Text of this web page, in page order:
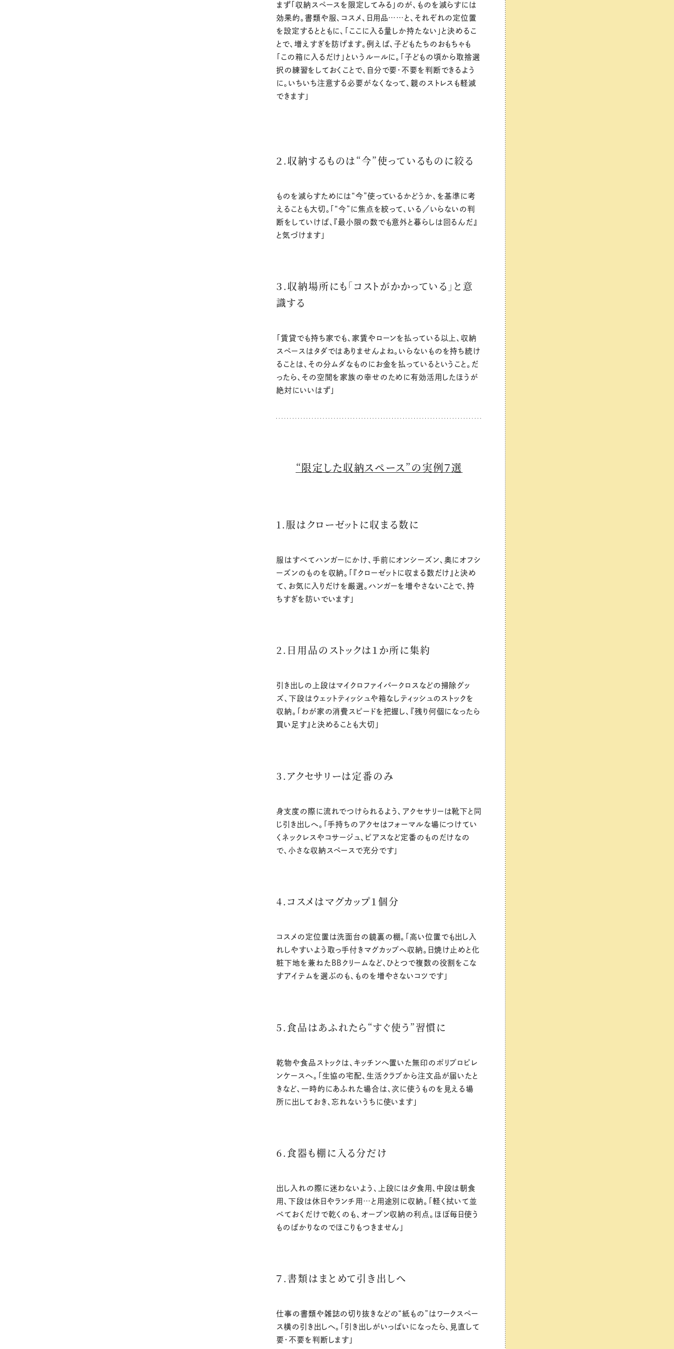
まず「収納スペースを限定してみる」のが、ものを減らすには
効果的。書類や服、コスメ、日用品……と、それぞれの定位置
を設定するとともに、「ここに入る量しか持たない」と決めるこ
とで、増えすぎを防げます。例えば、子どもたちのおもちゃも
「この箱に入るだけ」というルールに。「子どもの頃から取捨選
択の練習をしておくことで、自分で要・不要を判断できるよう
に。いちいち注意する必要がなくなって、親のストレスも軽減
できます」
２.収納するものは“今”使っているものに絞る
ものを減らすためには“今”使っているかどうか、を基準に考
えることも大切。「“今”に焦点を絞って、いる／いらないの判
断をしていけば、『最小限の数でも意外と暮らしは回るんだ』
と気づけます」
３.収納場所にも「コストがかかっている」と意
識する
「賃貸でも持ち家でも、家賃やローンを払っている以上、収納
スペースはタダではありませんよね。いらないものを持ち続け
ることは、その分ムダなものにお金を払っているということ。だ
ったら、その空間を家族の幸せのために有効活用したほうが
絶対にいいはず」
“限定した収納スペース”の実例７選
1.服はクローゼットに収まる数に
服はすべてハンガーにかけ、手前にオンシーズン、奥にオフシ
ーズンのものを収納。「『クローゼットに収まる数だけ』と決め
て、お気に入りだけを厳選。ハンガーを増やさないことで、持
ちすぎを防いでいます」
2.日用品のストックは１か所に集約
引き出しの上段はマイクロファイバークロスなどの掃除グッ
ズ、下段はウェットティッシュや箱なしティッシュのストックを
収納。「わが家の消費スピードを把握し、『残り何個になったら
買い足す』と決めることも大切」
3.アクセサリーは定番のみ
身支度の際に流れでつけられるよう、アクセサリーは靴下と同
じ引き出しへ。「手持ちのアクセはフォーマルな場につけてい
くネックレスやコサージュ、ピアスなど定番のものだけなの
で、小さな収納スペースで充分です」
4.コスメはマグカップ１個分
コスメの定位置は洗面台の鏡裏の棚。「高い位置でも出し入
れしやすいよう取っ手付きマグカップへ収納。日焼け止めと化
粧下地を兼ねたBBクリームなど、ひとつで複数の役割をこな
すアイテムを選ぶのも、ものを増やさないコツです」
5.食品はあふれたら“すぐ使う”習慣に
乾物や食品ストックは、キッチンへ置いた無印のポリプロピレ
ンケースへ。「生協の宅配、生活クラブから注文品が届いたと
きなど、一時的にあふれた場合は、次に使うものを見える場
所に出しておき、忘れないうちに使います」
6.食器も棚に入る分だけ
出し入れの際に迷わないよう、上段には夕食用、中段は朝食
用、下段は休日やランチ用…と用途別に収納。「軽く拭いて並
べておくだけで乾くのも、オープン収納の利点。ほぼ毎日使う
ものばかりなのでほこりもつきません」
７.書類はまとめて引き出しへ
仕事の書類や雑誌の切り抜きなどの“紙もの”はワークスペー
ス横の引き出しへ。「引き出しがいっぱいになったら、見直して
要・不要を判断します」